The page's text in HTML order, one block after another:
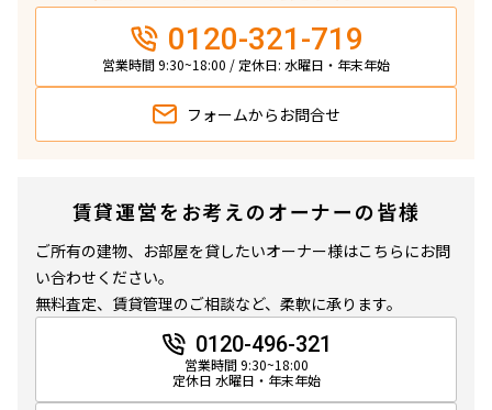
0120-321-719
営業時間 9:30~18:00 / 定休日: 水曜日・年末年始
フォームから お問合せ
賃貸運営をお考えのオーナーの皆様
ご所有の建物、お部屋を貸したいオーナー様はこちらにお問
い合わせください。
無料査定、賃貸管理のご相談など、柔軟に承ります。
0120-496-321
営業時間 9:30~18:00
定休日 水曜日・年末年始